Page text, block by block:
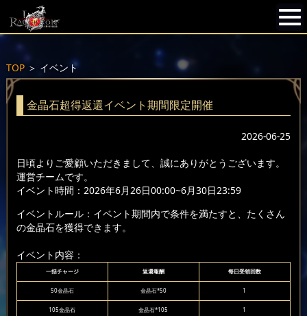
TOP＞ イベント
金晶石超得返還イベント期間限定開催
2026-06-25
日頃よりご愛顧いただきまして、誠にありがとうございます。
運営チームです。
イベント時間：2026年6月26日00:00~6月30日23:59
イベントルール：イベント期間内で条件を満たすと、たくさん
の金晶石を獲得できます。
イベント内容：
一括チャージ 返還報酬 每日受領回数
50金晶石 金晶石*50 1
105金晶石 金晶石*105 1